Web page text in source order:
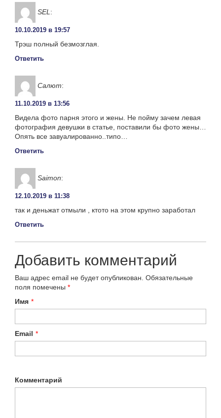
SEL :
10.10.2019 в 19:57
Трэш полный безмозглая.
Ответить
Салют:
11.10.2019 в 13:56
Видела фото парня этого и жены. Не пойму зачем левая
фотография девушки в статье, поставили бы фото жены…
Опять все завуалированно..типо…
Ответить
Saimon:
12.10.2019 в 11:38
так и деньжат отмыли , ктото на этом крупно заработал
Ответить
Добавить комментарий
Ваш адрес email не будет опубликован. Обязательные
поля помечены *
Имя *
Email *
Комментарий